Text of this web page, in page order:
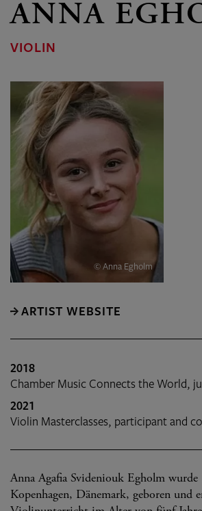
ANNA
VIOLIN
© Anna Egholm
ARTIST WEBSITE
2018
Chamber Music Connects the World,
2021
Violin Masterclasses, participant and
Anna Agafia Svideniouk Egholm
Kopenhagen, Dänemark, geboren und